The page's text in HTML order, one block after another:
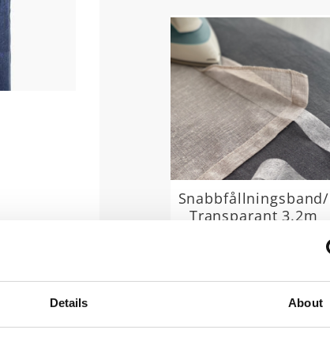
Details About
Transparant 3.2m